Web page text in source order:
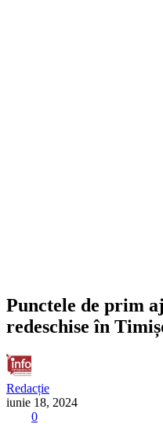
Punctele de prim
redeschise în
Redacție
iunie 18, 2024
0